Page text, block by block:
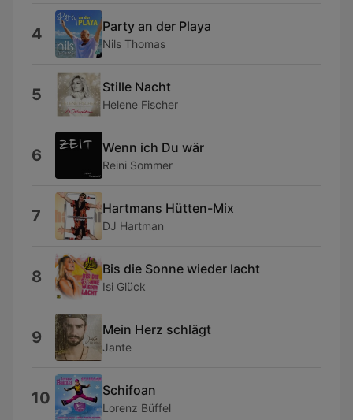
4 Party an der Playa
Nils Thomas
5 Stille Nacht
Helene Fischer
6 Wenn ich Du wär
Reini Sommer
7 Hartmans Hütten-Mix
DJ Hartman
8 Bis die Sonne wieder lacht
Isi Glück
9 Mein Herz schlägt
Jante
10 Schifoan
Lorenz Büffel